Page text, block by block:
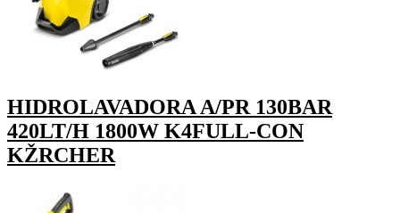
HIDROLAVADORA A/PR 130BAR
420LT/H 1800W K4FULL-CON
KŽRCHER